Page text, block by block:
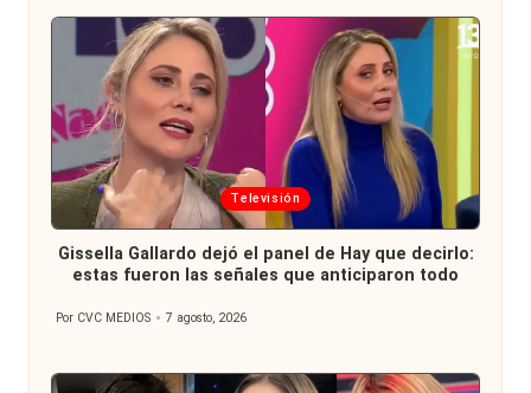
Publicada
en
Televisión
Gissella Gallardo dejó el panel de Hay que decirlo:
estas fueron las señales que anticiparon todo
Publicado
Por CVC MEDIOS 7 agosto, 2026